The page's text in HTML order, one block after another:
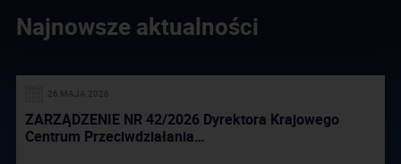
Najnowsze aktualności
26 MAJA 2026
ZARZĄDZENIE NR 42/2026 Dyrektora Krajowego
Centrum Przeciwdziałania…